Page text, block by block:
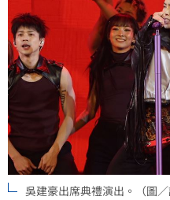
吳建豪出席典禮演出。（圖